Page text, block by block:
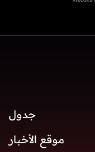
جدول
موقع الأخبار